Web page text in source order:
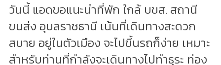
วันนี้ แอดขอแนะนำที่พัก ใกล้ บขส. สถานี
ขนส่ง อุบลราชธานี เน้นที่เดินทางสะดวก
สบาย อยู่ในตัวเมือง จะไปขึ้นรถก็ง่าย เหมาะ
สำหรับท่านที่กำลังจะเดินทางไปทำธุระ ท่อง